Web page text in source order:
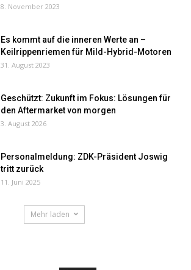
8. November 2023
Es kommt auf die inneren Werte an –
Keilrippenriemen für Mild-Hybrid-Motoren
31. August 2023
Geschützt: Zukunft im Fokus: Lösungen für
den Aftermarket von morgen
3. August 2026
Personalmeldung: ZDK-Präsident Joswig
tritt zurück
11. Juni 2025
Mehr laden